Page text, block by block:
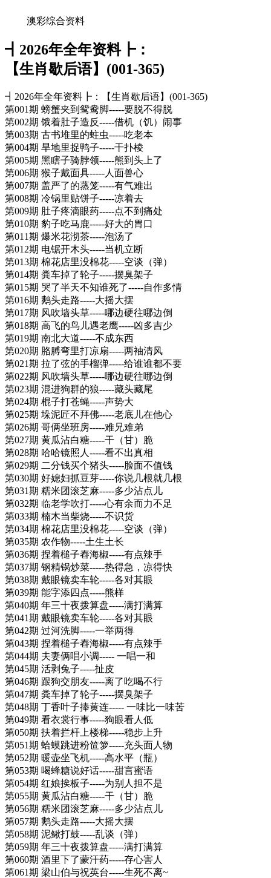
澳彩综合资料
┫ 2026年全年资料┣：
【生肖歇后语】(001-365)
┫2026年全年资料┣：【生肖歇后语】(001-365)
第001期 螃蟹夹到鸳鸯脚-----要脱不得脱
第002期 饿着肚子造反-----借机（饥）闹事
第003期 古书堆里的蛀虫-----吃老本
第004期 旱地里捉鸭子-----干扑棱
第005期 黑瞎子骑脖领-----熊到头上了
第006期 猴子戴面具-----人面兽心
第007期 盖严了的蒸笼-----有气难出
第008期 冷锅里贴饼子-----凉着去
第009期 肚子疼滴眼药-----点不到痛处
第010期 豹子吃马鹿-----好大的胃口
第011期 爆米花沏茶-----泡汤了
第012期 电锯开木头-----当机立断
第013期 棉花店里没棉花-----空谈（弹）
第014期 粪车掉了轮子-----摆臭架子
第015期 哭了半天不知谁死了-----自作多情
第016期 鹅头走路-----大摇大摆
第017期 风吹墙头草-----哪边硬往哪边倒
第018期 高飞的鸟儿遇老鹰-----凶多吉少
第019期 南北大道-----不成东西
第020期 胳膊弯里打凉扇-----两袖清风
第021期 拉了弦的手榴弹-----给谁谁都不要
第022期 风吹墙头草-----哪边硬往哪边倒
第023期 混进狗群的狼-----藏头藏尾
第024期 棍子打苍蝇-----声势大
第025期 垛泥匠不拜佛-----老底儿在他心
第026期 哥俩坐班房-----难兄难弟
第027期 黄瓜沾白糖-----干（甘）脆
第028期 哈哈镜照人-----看不出真相
第029期 二分钱买个猪头-----脸面不值钱
第030期 好媳妇抓豆芽-----你说几根就几根
第031期 糯米团滚芝麻-----多少沾点儿
第032期 临老学吹打-----心有余而力不足
第033期 楠木当柴烧-----不识货
第034期 棉花店里没棉花-----空谈（弹）
第035期 农作物-----土生土长
第036期 捏着槌子舂海椒-----有点辣手
第037期 钢精锅炒菜-----热得急，凉得快
第038期 戴眼镜卖车轮-----各对其眼
第039期 能字添四点-----熊样
第040期 年三十夜拨算盘-----满打满算
第041期 戴眼镜卖车轮-----各对其眼
第042期 过河洗脚-----一举两得
第043期 捏着槌子舂海椒-----有点辣手
第044期 夫妻俩唱小调----- 一唱一和
第045期 活剥兔子-----扯皮
第046期 跟狗交朋友-----离了吃喝不行
第047期 粪车掉了轮子-----摆臭架子
第048期 丁香叶子捧黄连----- 一味比一味苦
第049期 看衣裳行事-----狗眼看人低
第050期 扶着拦杆上楼梯-----稳步上升
第051期 蛤蟆跳进粉笸箩-----充头面人物
第052期 暖壶坐飞机-----高水平（瓶）
第053期 喝蜂糖说好话-----甜言蜜语
第054期 红娘挨板子-----为别人担不是
第055期 黄瓜沾白糖-----干（甘）脆
第056期 糯米团滚芝麻-----多少沾点儿
第057期 鹅头走路-----大摇大摆
第058期 泥鳅打鼓-----乱谈（弹）
第059期 年三十夜拨算盘-----满打满算
第060期 酒里下了蒙汗药-----存心害人
第061期 梁山伯与祝英台-----生死不离~